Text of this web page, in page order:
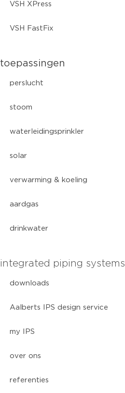
VSH XPress
VSH FastFix
toepassingen
perslucht
stoom
waterleidingsprinkler
solar
verwarming & koeling
aardgas
drinkwater
integrated piping systems
downloads
Aalberts IPS design service
my IPS
over ons
referenties